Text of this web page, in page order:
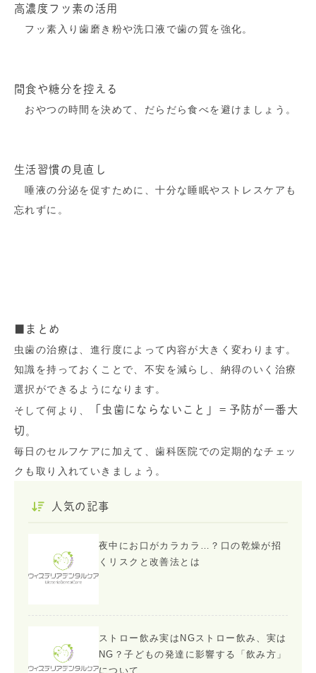
高濃度フッ素の活用
フッ素入り歯磨き粉や洗口液で歯の質を強化。
間食や糖分を控える
おやつの時間を決めて、だらだら食べを避けましょう。
生活習慣の見直し
唾液の分泌を促すために、十分な睡眠やストレスケアも
忘れずに。
■まとめ
虫歯の治療は、進行度によって内容が大きく変わります。
知識を持っておくことで、不安を減らし、納得のいく治療
選択ができるようになります。
そして何より、
「虫歯にならないこと」＝予防が一番大
切。
毎日のセルフケアに加えて、歯科医院での定期的なチェッ
クも取り入れていきましょう。
人気の記事
夜中にお口がカラカラ…？口の乾燥が招
くリスクと改善法とは
ストロー飲み実はNGストロー飲み、実は
NG？子どもの発達に影響する「飲み方」
について